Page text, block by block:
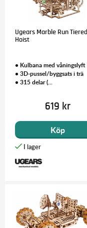
Ugears Marble Run Tiered
Hoist
• Kulbana med våningslyft
• 3D-pussel/byggsats i trä
• 315 delar (...
619 kr
Köp